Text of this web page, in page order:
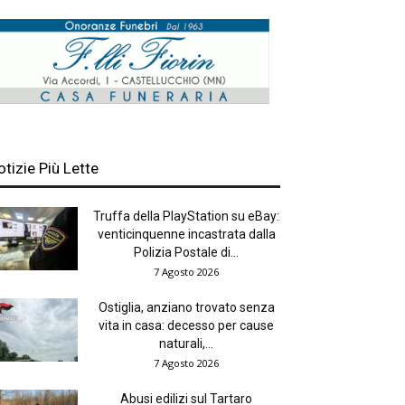
Più Lette
Truffa della PlayStation su eBay:
venticinquenne incastrata dalla
Polizia Postale di...
7 Agosto 2026
Ostiglia, anziano trovato senza
vita in casa: decesso per cause
naturali,...
7 Agosto 2026
Abusi edilizi sul Tartaro